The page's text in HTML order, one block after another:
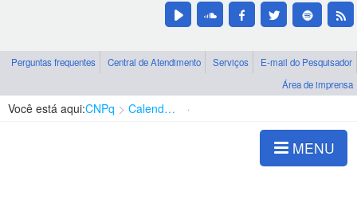
Perguntas frequentes Central de Atendimento Serviços
E-mail do Pesquisador
Área de imprensa
Você está aqui:CNPq Calendários
MENU